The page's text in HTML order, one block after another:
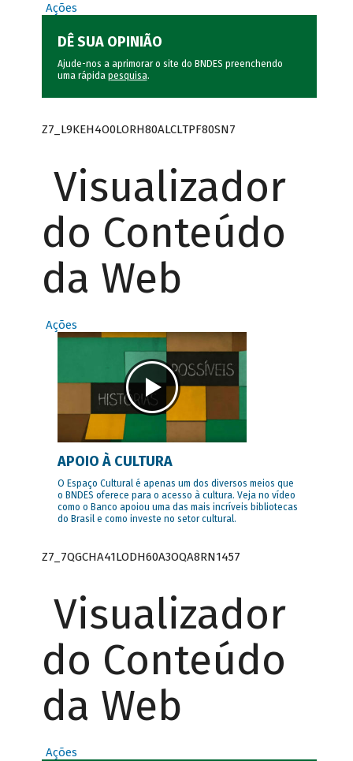
Ações
DÊ SUA OPINIÃO
Ajude-nos a aprimorar o site do BNDES preenchendo
uma rápida pesquisa.
Z7_L9KEH4O0LORH80ALCLTPF80SN7
Visualizador
do Conteúdo
da Web
Ações
APOIO À CULTURA
O Espaço Cultural é apenas um dos diversos meios que
o BNDES oferece para o acesso à cultura. Veja no vídeo
como o Banco apoiou uma das mais incríveis bibliotecas
do Brasil e como investe no setor cultural.
Z7_7QGCHA41LODH60A3OQA8RN1457
Visualizador
do Conteúdo
da Web
Ações